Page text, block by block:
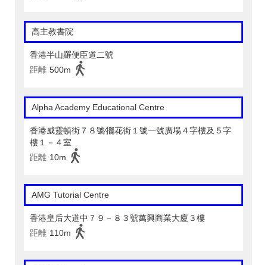
高主教書院
香港半山羅便臣道二號
距離 500m
Alpha Academy Educational Centre
香港威靈頓街７８號∕擺花街１號一號廣場４字樓及５字
樓１－４室
距離 10m
AMG Tutorial Centre
香港皇后大道中７９－８３號萬興商業大廈３樓
距離 110m